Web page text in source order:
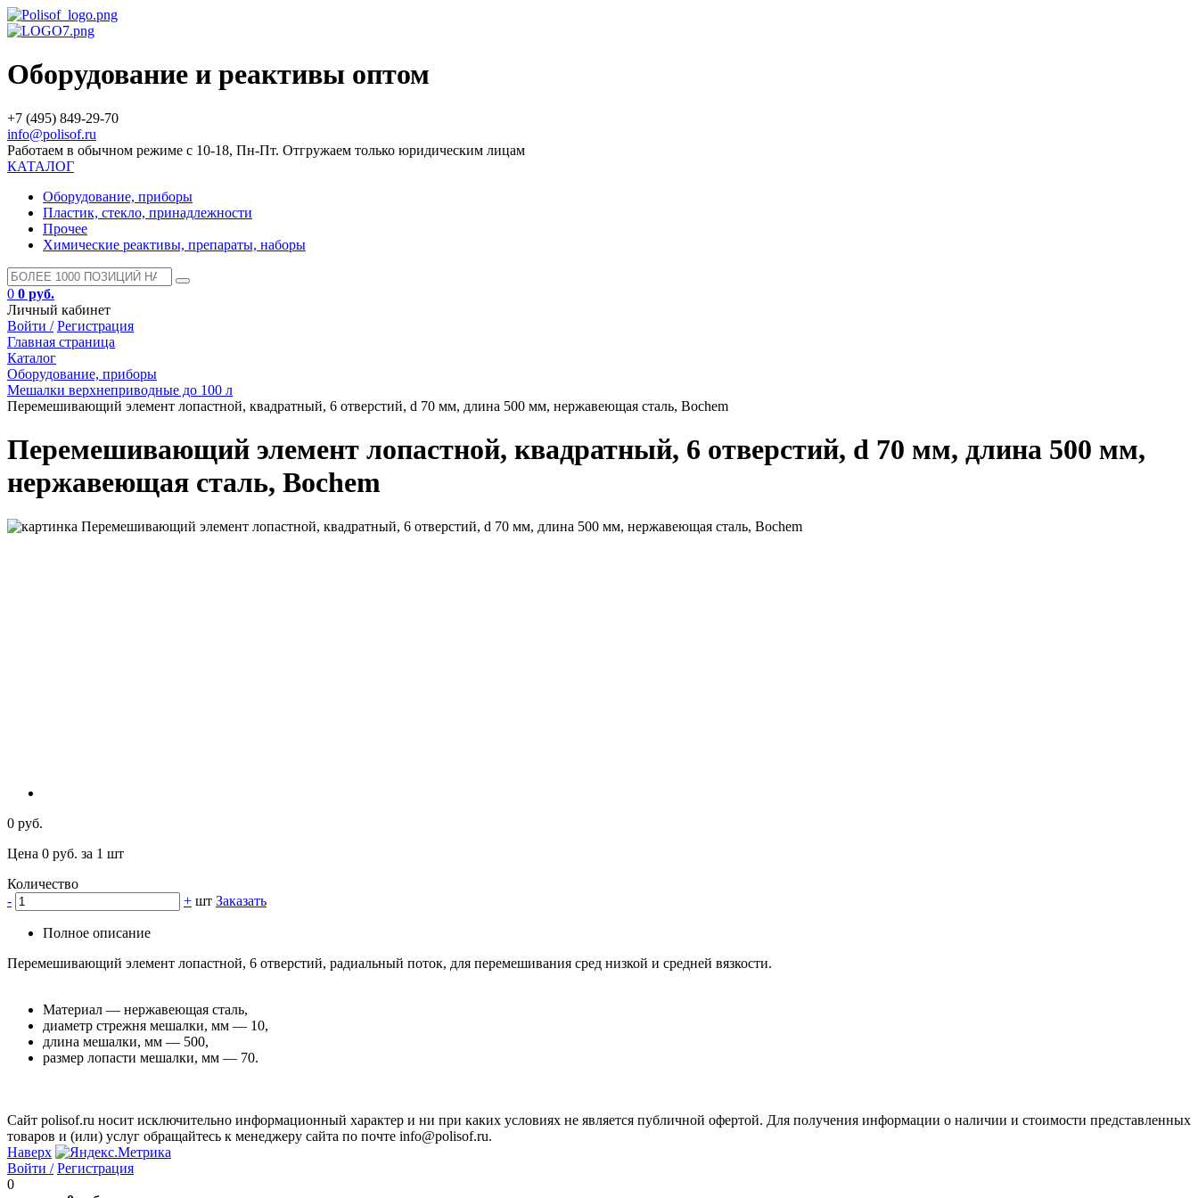
Оборудование и реактивы оптом
+7 (495) 849-29-70
info@polisof.ru
Работаем в обычном режиме с 10-18, Пн-Пт. Отгружаем только юридическим лицам
КАТАЛОГ
Оборудование, приборы
Пластик, стекло, принадлежности
Прочее
Химические реактивы, препараты, наборы
0 0 руб.
Личный кабинет
Войти / Регистрация
Главная страница
Каталог
Оборудование, приборы
Мешалки верхнеприводные до 100 л
Перемешивающий элемент лопастной, квадратный, 6 отверстий, d 70 мм, длина 500 мм, нержавеющая сталь, Bochem
Перемешивающий элемент лопастной, квадратный, 6 отверстий, d 70 мм, длина 500 мм,
нержавеющая сталь, Bochem
0 руб.
Цена 0 руб. за 1 шт
Количество
-
+ шт Заказать
Полное описание
Перемешивающий элемент лопастной, 6 отверстий, радиальный поток, для перемешивания сред низкой и средней вязкости.
Материал — нержавеющая сталь,
диаметр стрежня мешалки, мм — 10,
длина мешалки, мм — 500,
размер лопасти мешалки, мм — 70.
Сайт polisof.ru носит исключительно информационный характер и ни при каких условиях не является публичной офертой. Для получения информации о наличии и стоимости представленных
товаров и (или) услуг обращайтесь к менеджеру сайта по почте info@polisof.ru.
Наверх
Войти / Регистрация
0